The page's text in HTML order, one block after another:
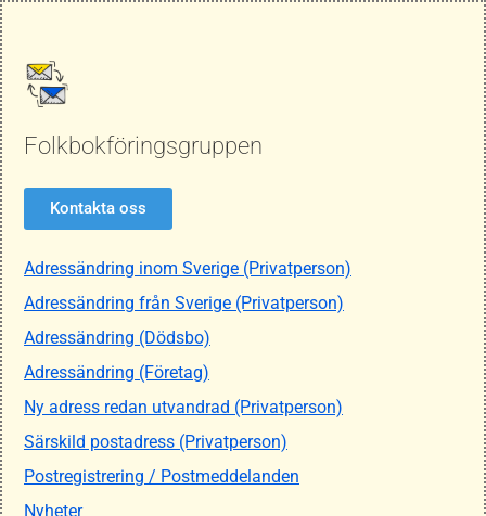
Folkbokföringsgruppen
Kontakta oss
Adressändring inom Sverige (Privatperson)
Adressändring från Sverige (Privatperson)
Adressändring (Dödsbo)
Adressändring (Företag)
Ny adress redan utvandrad (Privatperson)
Särskild postadress (Privatperson)
Postregistrering / Postmeddelanden
Nyheter